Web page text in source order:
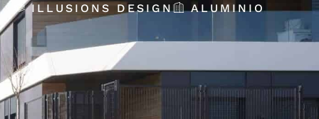
ILLUSIONS DESIGN ALUMINIO